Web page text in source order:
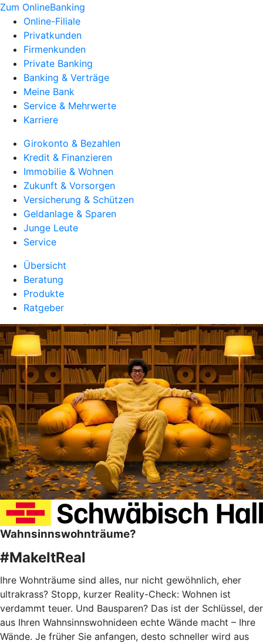
Zum OnlineBanking
Online-Filiale
Privatkunden
Firmenkunden
Private Banking
Banking & Verträge
Meine Bank
Service & Mehrwerte
Karriere
Girokonto & Bezahlen
Kredit & Finanzieren
Immobilie & Wohnen
Zukunft & Vorsorgen
Versicherung & Schützen
Geldanlage & Sparen
Junge Leute
Service
Übersicht
Beratung
Produkte
Ratgeber
Wahnsinnswohnträume?
#MakeItReal
Ihre Wohnträume sind alles, nur nicht gewöhnlich, eher
ultrakrass? Stopp, kurzer Reality-Check: Wohnen ist
verdammt teuer. Und Bausparen? Das ist der Schlüssel, der
aus Ihren Wahnsinnswohnideen echte Wände macht – Ihre
Wände. Je früher Sie anfangen, desto schneller wird aus